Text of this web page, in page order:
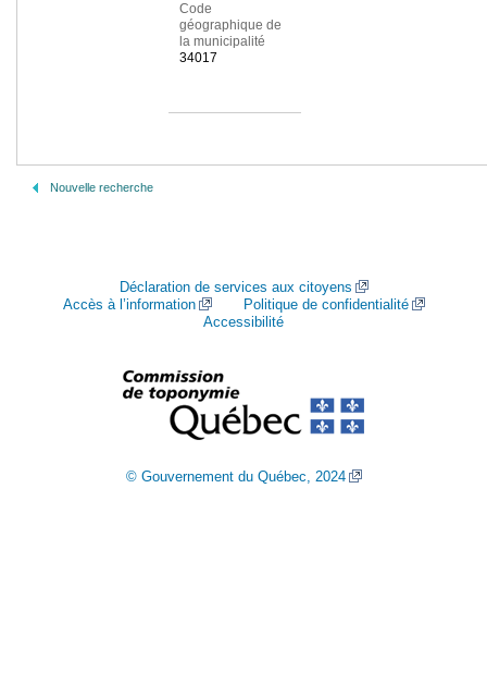
Code
géographique de
la municipalité
34017
Nouvelle recherche
Déclaration de services aux citoyens
Accès à l’information
Politique de confidentialité
Accessibilité
© Gouvernement du Québec, 2024